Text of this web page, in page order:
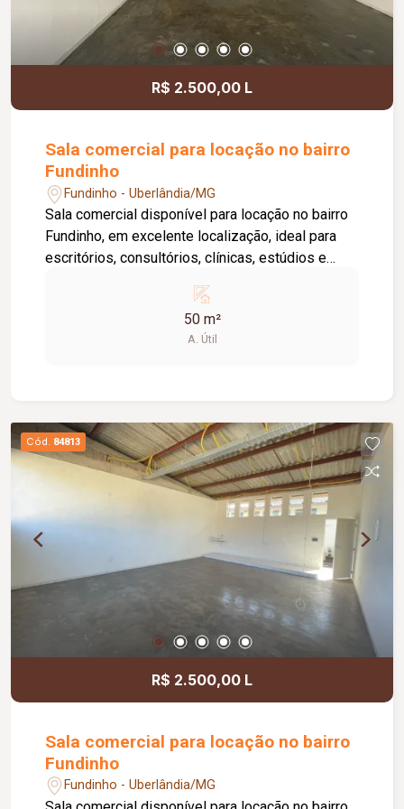
locatário. Entre em contato para mais
informações e agende uma visita.
R$ 2.500,00 L
Sala comercial para locação no bairro
Fundinho
Fundinho - Uberlândia/MG
Sala comercial disponível para locação no bairro
Fundinho, em excelente localização, ideal para
escritórios, consultórios, clínicas, estúdios e
aproximadamente 50 m², forro em gesso, copa,
ponto de água, interfone e acesso por senha,
oferecendo praticidade e funcionalidade para o
banheiros feminino e masculino com
acessibilidade, controle de acesso facial, água
inclusa no condomínio, zelador e limpeza das
áreas comuns, copa, DML (Depósito de Material
de Limpeza), sistema de ronda, alarme, câmeras
de segurança e internet disponível. Como
diferencial, existe a possibilidade de ampliação
da área da sala, conforme a necessidade do
locatário. Entre em contato para mais
informações e agende uma visita.
50 m²
A. Útil
Cód. 84813
R$ 2.500,00 L
Sala comercial para locação no bairro
Fundinho
Fundinho - Uberlândia/MG